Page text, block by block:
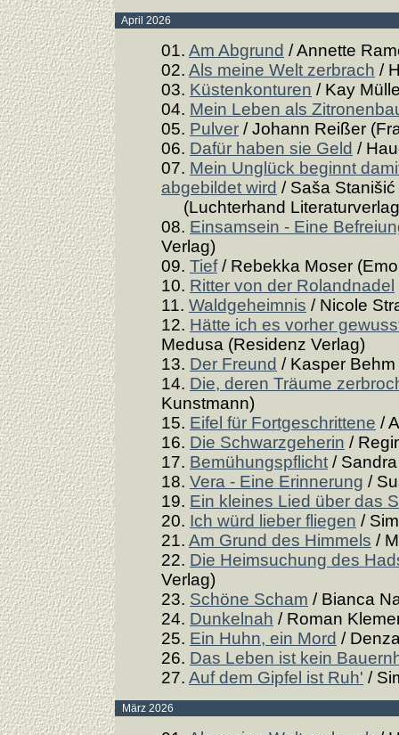
April 2026
01. Am Abgrund / Annette
02. Als meine Welt zerbrach /
03. Küstenkonturen / Kay
04. Mein Leben als
05. Pulver / Johann Reißer
06. Dafür haben sie Geld /
07. Mein Unglück beginnt
abgebildet wird / Saša Stanišić
(Luchterhand
08. Einsamsein - Eine
Verlag)
09. Tief/ Rebekka Moser
10. Ritter von der Rolandnadel
11. Waldgeheimnis / Nicole
12. Hätte ich es vorher
Medusa (Residenz Verlag)
13. Der Freund / Kasper
14. Die, deren Träume
Kunstmann)
15. Eifel für Fortgeschrittene /
16. Die Schwarzgeherin /
17. Bemühungspflicht /
18. Vera - Eine Erinnerung /
19. Ein kleines Lied über das
20. Ich würd lieber fliegen /
21. Am Grund des Himmels /
22. Die Heimsuchung des
Verlag)
23. Schöne Scham / Bianca
24. Dunkelnah / Roman
25. Ein Huhn, ein Mord /
26. Das Leben ist kein
27. Auf dem Gipfel ist Ruh' /
März 2026